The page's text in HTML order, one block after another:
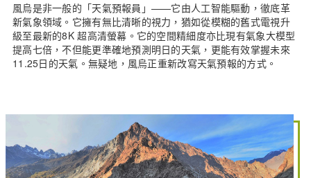
風烏是非一般的「天氣預報員」——它由人工智能驅動，徹底革
新氣象領域。它擁有無比清晰的視力，猶如從模糊的舊式電視升
級至最新的8K 超高清螢幕。它的空間精細度亦比現有氣象大模型
提高七倍，不但能更準確地預測明日的天氣，更能有效掌握未來
11.25日的天氣。無疑地，風烏正重新改寫天氣預報的方式。